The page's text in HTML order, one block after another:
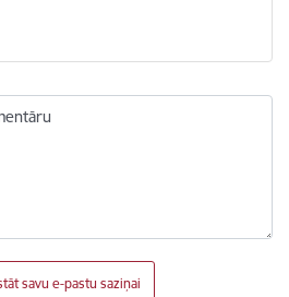
savu e-pastu saziņai